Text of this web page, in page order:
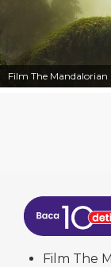
Film The
Film The